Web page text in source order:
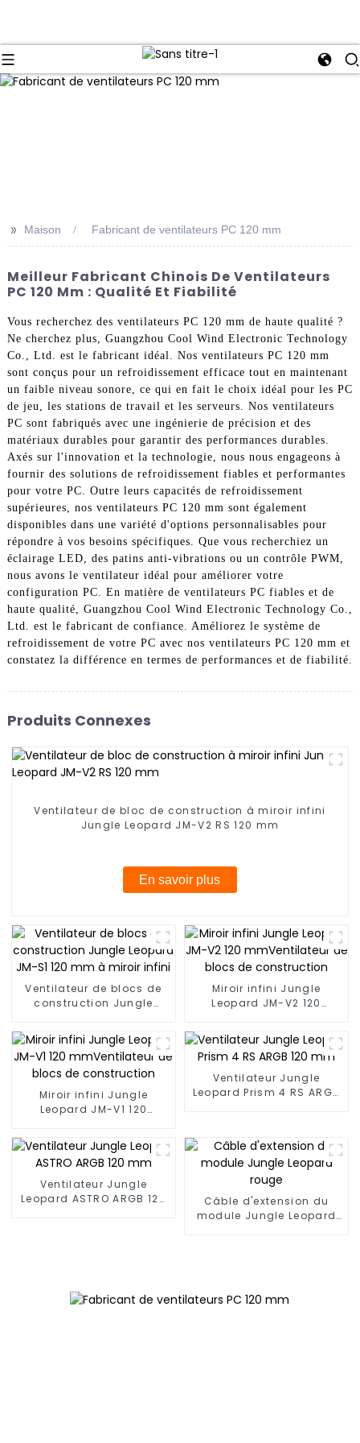
>> Maison Fabricant de ventilateurs PC 120 mm
Meilleur Fabricant Chinois De Ventilateurs
PC 120 Mm : Qualité Et Fiabilité
Vous recherchez des ventilateurs PC 120 mm de haute qualité ?
Ne cherchez plus, Guangzhou Cool Wind Electronic Technology
Co., Ltd. est le fabricant idéal. Nos ventilateurs PC 120 mm
sont conçus pour un refroidissement efficace tout en maintenant
un faible niveau sonore, ce qui en fait le choix idéal pour les PC
de jeu, les stations de travail et les serveurs. Nos ventilateurs
PC sont fabriqués avec une ingénierie de précision et des
matériaux durables pour garantir des performances durables.
Axés sur l'innovation et la technologie, nous nous engageons à
fournir des solutions de refroidissement fiables et performantes
pour votre PC. Outre leurs capacités de refroidissement
supérieures, nos ventilateurs PC 120 mm sont également
disponibles dans une variété d'options personnalisables pour
répondre à vos besoins spécifiques. Que vous recherchiez un
éclairage LED, des patins anti-vibrations ou un contrôle PWM,
nous avons le ventilateur idéal pour améliorer votre
configuration PC. En matière de ventilateurs PC fiables et de
haute qualité, Guangzhou Cool Wind Electronic Technology Co.,
Ltd. est le fabricant de confiance. Améliorez le système de
refroidissement de votre PC avec nos ventilateurs PC 120 mm et
constatez la différence en termes de performances et de fiabilité.
Produits Connexes
Ventilateur de bloc de construction à miroir infini
Jungle Leopard JM-V2 RS 120 mm
En savoir plus
Ventilateur de blocs de
construction Jungle
miroir infini
Miroir infini Jungle
Leopard JM-V2 120
de construction
Miroir infini Jungle
Leopard JM-V1 120
de construction
Ventilateur Jungle
Leopard Prism 4 RS ARGB
Ventilateur Jungle
Leopard ASTRO ARGB 120
Câble d'extension du
module Jungle Leopard